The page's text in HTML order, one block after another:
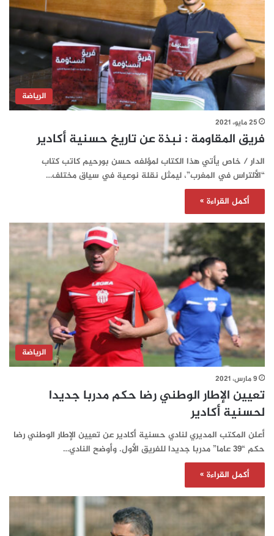
الرياضة
25 مايو، 2021
فريق المقاومة : نبذة عن تاريخ حسنية أكادير
الدار / خاص يأتي هذا الكتاب لمؤلفه حسن بورحيم كاتب كتاب
“الألتراس في المغرب”، ليمثل نقلة نوعية في سياق مختلف…
أكمل القراءة »
الرياضة
9 مارس، 2021
تعيين الإطار الوطني رضا حكم مدربا جديدا
لحسنية أكادير
أعلن المكتب المديري لنادي حسنية أكادير عن تعيين الإطار الوطني رضا
حكم “39 عاما” مدربا جديدا للفريق الأول. وأوضح النادي…
أكمل القراءة »